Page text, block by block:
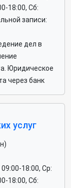
18:00, Сб:
записи:
дел в
Юридическое
через банк
услуг
18:00, Ср:
18:00, Сб: